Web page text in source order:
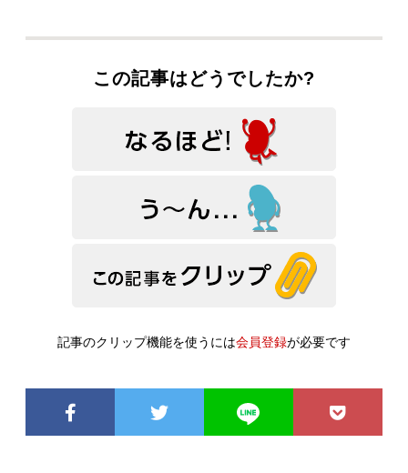
この記事はどうでしたか?
記事のクリップ機能を使うには会員登録が必要です